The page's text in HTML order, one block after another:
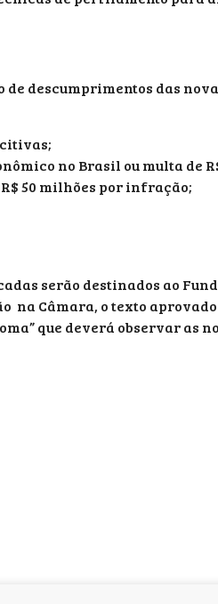
descumprimentos das
no Brasil ou multa de
50 milhões por infração;
serão destinados ao
na Câmara, o texto
que deverá observar as